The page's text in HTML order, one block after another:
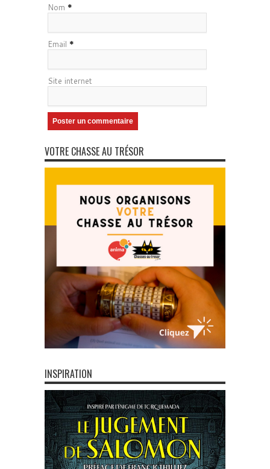
Nom *
Email *
Site internet
VOTRE CHASSE AU TRÉSOR
INSPIRATION